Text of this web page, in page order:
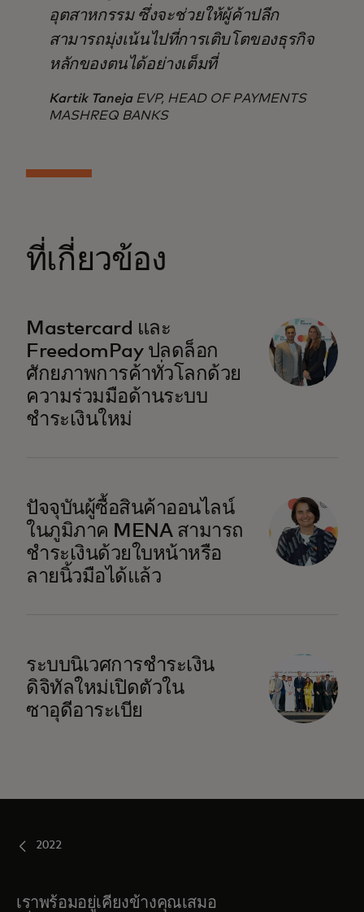
อุตสาหกรรม ซึ่งจะช่วยให้ผู้ค้าปลีก
สามารถมุ่งเน้นไปที่การเติบโตของธุรกิจ
หลักของตนได้อย่างเต็มที่
Kartik Taneja EVP, HEAD OF PAYMENTS
MASHREQ BANKS
ที่เกี่ยวข้อง
Mastercard และ
FreedomPay ปลดล็อก
ศักยภาพการค้าทั่วโลกด้วย
ความร่วมมือด้านระบบ
ชำระเงินใหม่
ปัจจุบันผู้ซื้อสินค้าออนไลน์
ในภูมิภาค MENA สามารถ
ชำระเงินด้วยใบหน้าหรือ
ลายนิ้วมือได้แล้ว
opens in a new tab
ระบบนิเวศการชำระเงิน
ดิจิทัลใหม่เปิดตัวใน
ซาอุดีอาระเบีย
2022
เราพร้อมอยู่เคียงข้างคุณเสมอ